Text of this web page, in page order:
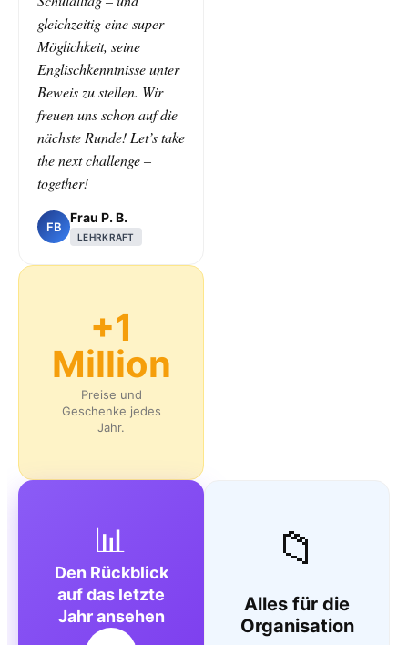
gleichzeitig eine super
Möglichkeit, seine
Englischkenntnisse unter
Beweis zu stellen. Wir
freuen uns schon auf die
nächste Runde! Let’s take
the next challenge –
together!
FB
Frau P. B.
LEHRKRAFT
+1
Million
Preise und
Geschenke jedes
Jahr.
📊
Den Rückblick
auf das letzte
Jahr ansehen
📁
Alles für die
Organisation